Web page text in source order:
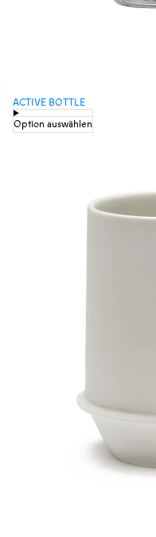
ACTIVE BOTTLE
Option auswählen